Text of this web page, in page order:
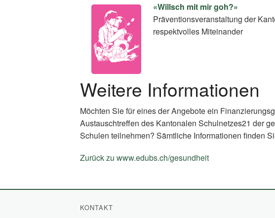
«Willsch mit mir goh?»
Präventionsveranstaltung der
respektvolles Miteinander
Weitere Informationen
Möchten Sie für eines der Angebote ein
Austauschtreffen des Kantonalen Schulnetzes21 der
Schulen teilnehmen? Sämtliche Informationen finden
Zurück zu www.edubs.ch/gesundheit
KONTAKT